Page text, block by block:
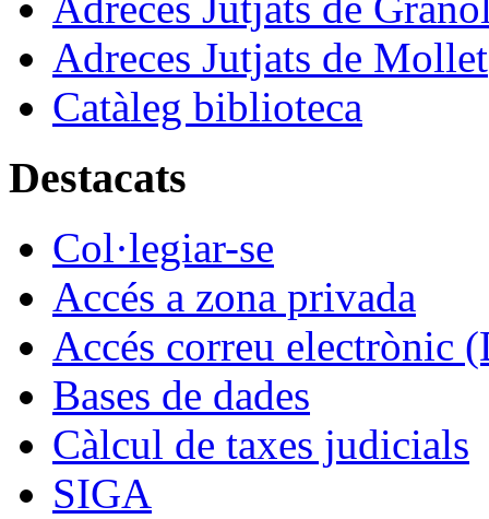
Adreces Jutjats de Mollet
Catàleg biblioteca
Destacats
Col·legiar-se
Accés a zona privada
Accés correu electrònic
Bases de dades
Càlcul de taxes judicials
SIGA